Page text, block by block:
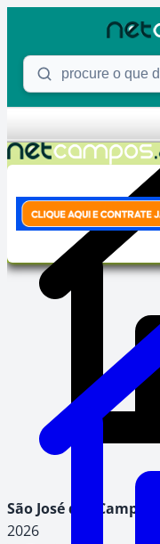
Procure o que deseja
São José dos Campos,
2026